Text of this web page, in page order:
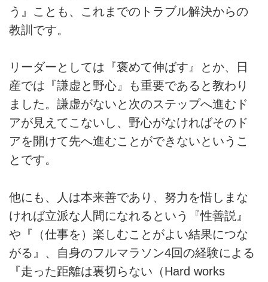
う』ことも、これまでのトラブル解決からの
教訓です。
リーダーとしては『褒めて伸ばす』とか、日
産では『謙虚と野心』も重要であると教わり
ました。謙虚がないと次のステップへ進むド
アが見えてこないし、野心がなければそのド
アを開けて先へ進むことができないというこ
とです。
他にも、人は本来善であり、努力を惜しまな
ければ立派な人間になれるという『性善説』
や『（仕事を）楽しむことがよい結果につな
がる』、自身のフルマラソン4回の経験による
『走った距離は裏切らない（Hard works